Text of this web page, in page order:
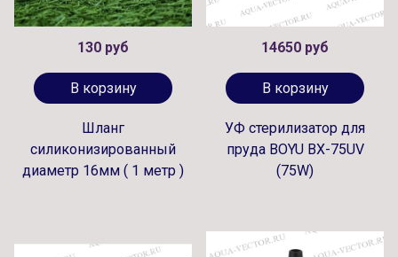
130 руб
В корзину
Шланг
силиконизированный
диаметр 16мм ( 1 метр )
14650 руб
В корзину
УФ стерилизатор для
пруда BOYU BX-75UV
(75W)